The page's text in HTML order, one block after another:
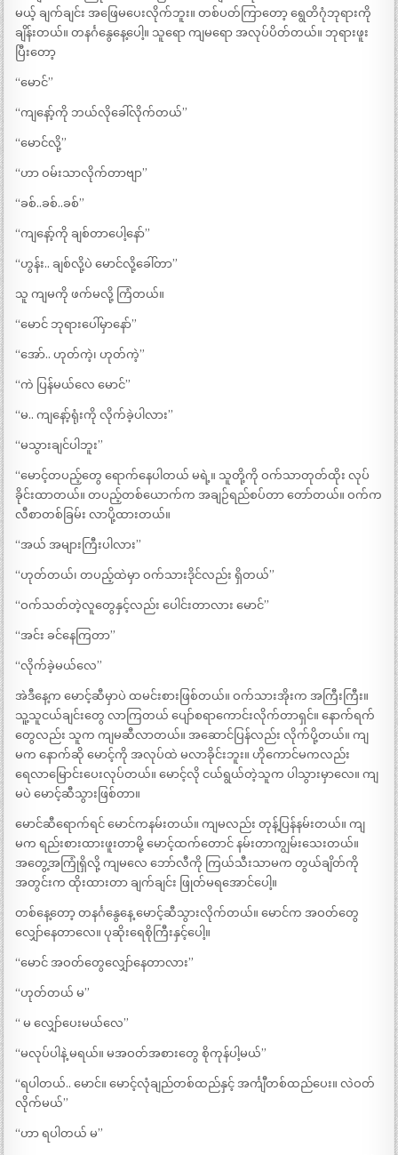
မယ့် ချက်ချင်း အဖြေမပေးလိုက်ဘူး။ တစ်ပတ်ကြာတော့ ရွေတိဂုံဘုရားကို
ချိန်းတယ်။ တနင်္ဂနွေနေ့ပေါ့။ သူရော ကျမရော အလုပ်ပိတ်တယ်။ ဘုရားဖူး
ပြီးတော့
“မောင်”
“ကျနော့်ကို ဘယ်လိုခေါ်လိုက်တယ်”
“မောင်လို့”
“ဟာ ဝမ်းသာလိုက်တာဗျာ”
“ခစ်..ခစ်..ခစ်”
“ကျနော့်ကို ချစ်တာပေါ့နော်”
“ဟွန်း.. ချစ်လို့ပဲ မောင်လို့ခေါ်တာ”
သူ ကျမကို ဖက်မလို့ ကြံတယ်။
“မောင် ဘုရားပေါ်မှာနော်”
“အော်.. ဟုတ်ကဲ့၊ ဟုတ်ကဲ့”
“ကဲ ပြန်မယ်လေ မောင်”
“မ.. ကျနော့်ရုံးကို လိုက်ခဲ့ပါလား”
“မသွားချင်ပါဘူး”
“မောင့်တပည့်တွေ ရောက်နေပါတယ် မရဲ့။ သူတို့ကို ဝက်သာတုတ်ထိုး လုပ်
ခိုင်းထာတယ်။ တပည့်တစ်ယောက်က အချဉ်ရည်စပ်တာ တော်တယ်။ ဝက်က
လီစာတစ်ခြမ်း လာပို့ထားတယ်။
“အယ် အများကြီးပါလား”
“ဟုတ်တယ်၊ တပည့်ထဲမှာ ဝက်သားဒိုင်လည်း ရှိတယ်”
“ဝက်သတ်တဲ့လူတွေနှင့်လည်း ပေါင်းတာလား မောင်”
“အင်း ခင်နေကြတာ”
“လိုက်ခဲ့မယ်လေ”
အဲဒီနေ့က မောင့်ဆီမှာပဲ ထမင်းစားဖြစ်တယ်။ ဝက်သားအိုးက အကြီးကြီး။
သူ့သူငယ်ချင်းတွေ လာကြတယ် ပျော်စရာကောင်းလိုက်တာရှင်။ နောက်ရက်
တွေလည်း သူက ကျမဆီလာတယ်။ အဆောင်ပြန်လည်း လိုက်ပို့တယ်။ ကျ
မက နောက်ဆို မောင့်ကို အလုပ်ထဲ မလာခိုင်းဘူး။ ဟိုကောင်မကလည်း
ရေလာမြောင်းပေးလုပ်တယ်။ မောင့်လို ငယ်ရွယ်တဲ့သူက ပါသွားမှာလေ။ ကျ
မပဲ မောင့်ဆီသွားဖြစ်တာ။
မောင်ဆီရောက်ရင် မောင်ကနမ်းတယ်။ ကျမလည်း တုန့်ပြန်နမ်းတယ်။ ကျ
မက ရည်းစားထားဖူးတာမို့ မောင့်ထက်တောင် နမ်းတာကျွမ်းသေးတယ်။
အတွေ့အကြုံရှိလို့ ကျမလေ ဘော်လီကို ကြယ်သီးသာမက တွယ်ချိတ်ကို
အတွင်းက ထိုးထားတာ ချက်ချင်း ဖြုတ်မရအောင်ပေါ့။
တစ်နေ့တော့ တနင်္ဂနွေနေ့ မောင့်ဆီသွားလိုက်တယ်။ မောင်က အဝတ်တွေ
လျှော်နေတာလေ။ ပုဆိုးရေစိုကြီးနှင့်ပေါ့။
“မောင် အဝတ်တွေလျှော်နေတာလား”
“ဟုတ်တယ် မ”
“ မ လျှော်ပေးမယ်လေ”
“မလုပ်ပါနဲ့ မရယ်။ မအဝတ်အစားတွေ စိုကုန်ပါ့မယ်”
“ရပါတယ်.. မောင်။ မောင့်လုံချည်တစ်ထည်နှင့် အင်္ကျီတစ်ထည်ပေး။ လဲဝတ်
လိုက်မယ်”
“ဟာ ရပါတယ် မ”